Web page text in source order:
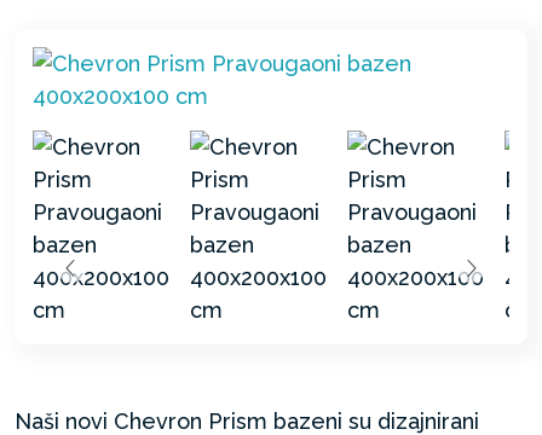
Naši novi Chevron Prism bazeni su dizajnirani